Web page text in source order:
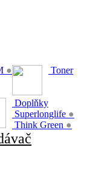
● Toner
Doplňky
Superlonglife ●
Think Green ●